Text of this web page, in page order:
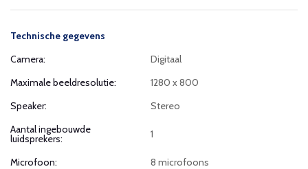
Technische gegevens
Camera:
Digitaal
Maximale beeldresolutie:
1280 x 800
Speaker:
Stereo
Aantal ingebouwde
luidsprekers: 1
Microfoon:
8 microfoons